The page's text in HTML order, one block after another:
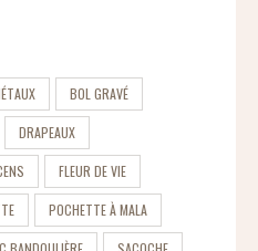
BOL GRAVÉ
DRAPEAUX
FLEUR DE VIE
POCHETTE À MALA